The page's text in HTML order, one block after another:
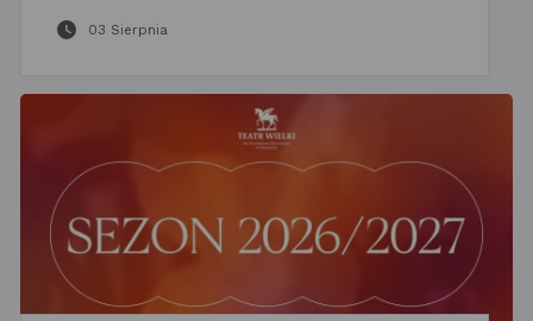
03 Sierpnia